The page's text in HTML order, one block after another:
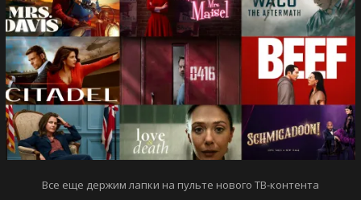
Все еще держим лапки на пульте нового ТВ-контента